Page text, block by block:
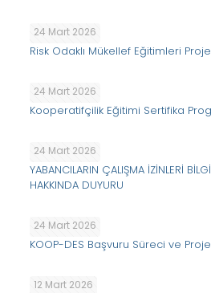
24 Mart 2026
Risk Odaklı Mükellef Eğitimleri
24 Mart 2026
Kooperatifçilik Eğitimi Sertifika
24 Mart 2026
YABANCILARIN ÇALIŞMA İZİNLERİ
HAKKINDA DUYURU
24 Mart 2026
KOOP-DES Başvuru Süreci ve Proje
12 Mart 2026